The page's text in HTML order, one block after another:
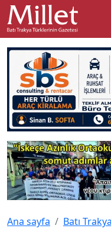
Ana sayfa Batı Trakya